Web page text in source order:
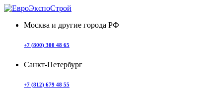
Москва и другие города РФ
+7 (800) 300 48 65
Санкт-Петербург
+7 (812) 679 48 55